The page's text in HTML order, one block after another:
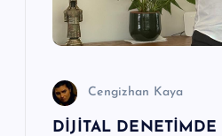
Cengizhan Kaya
DİJİTAL